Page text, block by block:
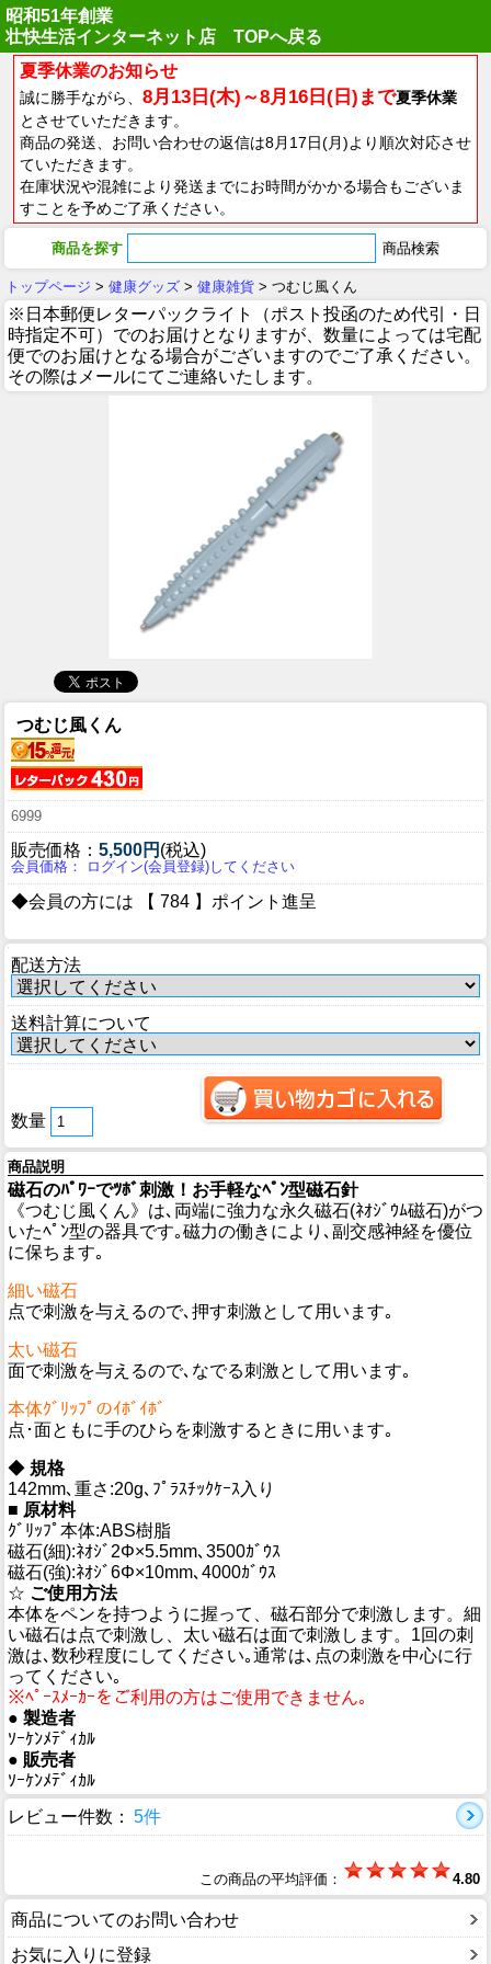
昭和51年創業
壮快生活インターネット店 TOPへ戻る
夏季休業のお知らせ
誠に勝手ながら、 8月13日(木)～8月16日(日)まで夏季休業
とさせていただきます。
商品の発送、お問い合わせの返信は8月17日(月)より順次対応させ
ていただきます。
在庫状況や混雑により発送までにお時間がかかる場合もございま
すことを予めご了承ください。
商品を探す
トップページ > 健康グッズ > 健康雑貨 > つむじ風くん
※日本郵便レターパックライト（ポスト投函のため代引・日
時指定不可）でのお届けとなりますが、数量によっては宅配
便でのお届けとなる場合がございますのでご了承ください。
その際はメールにてご連絡いたします。
つむじ風くん
6999
販売価格： 5,500円 (税込)
会員価格： ログイン(会員登録)してください
◆会員の方には 【 784 】ポイント進呈
配送方法
送料計算について
数量
商品説明
磁石のﾊﾟﾜｰでﾂﾎﾞ刺激！お手軽なﾍﾟﾝ型磁石針
《つむじ風くん》は､両端に強力な永久磁石(ﾈｵｼﾞｳﾑ磁石)がつ
いたﾍﾟﾝ型の器具です｡磁力の働きにより､副交感神経を優位
に保ちます｡
細い磁石
点で刺激を与えるので､押す刺激として用います｡
太い磁石
面で刺激を与えるので､なでる刺激として用います｡
本体ｸﾞﾘｯﾌﾟのｲﾎﾞｲﾎﾞ
点･面ともに手のひらを刺激するときに用います｡
◆ 規格
142mm､重さ:20g､ﾌﾟﾗｽﾁｯｸｹｰｽ入り
■ 原材料
ｸﾞﾘｯﾌﾟ本体:ABS樹脂
磁石(細):ﾈｵｼﾞ2Φ×5.5mm､3500ｶﾞｳｽ
磁石(強):ﾈｵｼﾞ6Φ×10mm､4000ｶﾞｳｽ
☆ ご使用方法
本体をペンを持つように握って、磁石部分で刺激します。細
い磁石は点で刺激し、太い磁石は面で刺激します。1回の刺
激は､数秒程度にしてください｡通常は､点の刺激を中心に行
ってください｡
※ﾍﾟｰｽﾒｰｶｰをご利用の方はご使用できません｡
● 製造者
ｿｰｹﾝﾒﾃﾞｨｶﾙ
● 販売者
ｿｰｹﾝﾒﾃﾞｨｶﾙ
レビュー件数： 5件
この商品の平均評価： 4.80
商品についてのお問い合わせ
お気に入りに登録